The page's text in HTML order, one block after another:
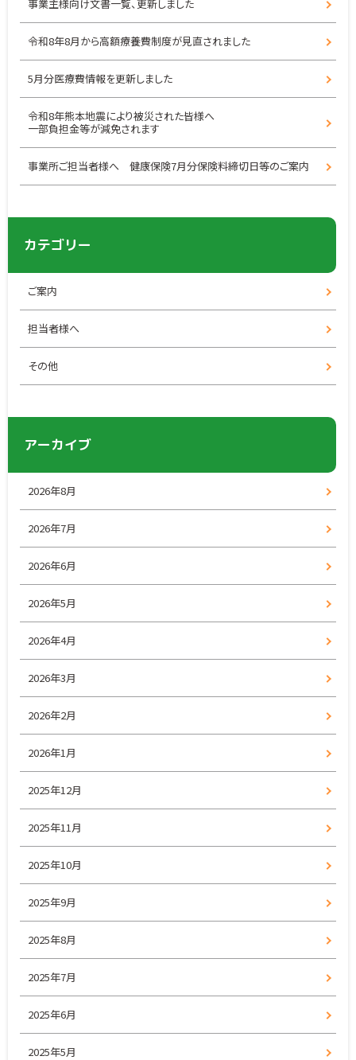
事業主様向け文書一覧、更新しました
令和8年8月から高額療養費制度が見直されました
5月分医療費情報を更新しました
令和8年熊本地震により被災された皆様へ
一部負担金等が減免されます
事業所ご担当者様へ 健康保険7月分保険料締切日等のご案内
カテゴリー
ご案内
担当者様へ
その他
アーカイブ
2026年8月
2026年7月
2026年6月
2026年5月
2026年4月
2026年3月
2026年2月
2026年1月
2025年12月
2025年11月
2025年10月
2025年9月
2025年8月
2025年7月
2025年6月
2025年5月